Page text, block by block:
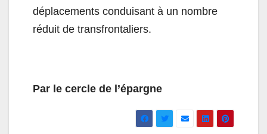
déplacements conduisant à un nombre
réduit de transfrontaliers.
Par le cercle de l’épargne